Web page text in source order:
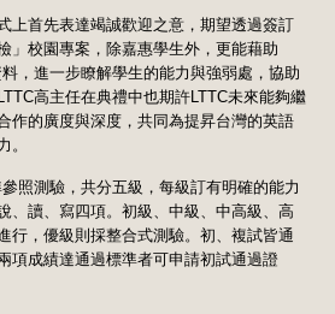
上首先表達竭誠歡迎之意，期望透過簽訂
」校園專案，除嘉惠學生外，更能藉助
，進一步瞭解學生的能力與強弱處，協助
高主任在典禮中也期許LTTC未來能夠繼
作的廣度與深度，共同為提昇台灣的英語
。
照測驗，共分五級，每級訂有明確的能力
、讀、寫四項。初級、中級、中高級、高
行，優級則採整合式測驗。初、複試皆通
項成績達通過標準者可申請初試通過證